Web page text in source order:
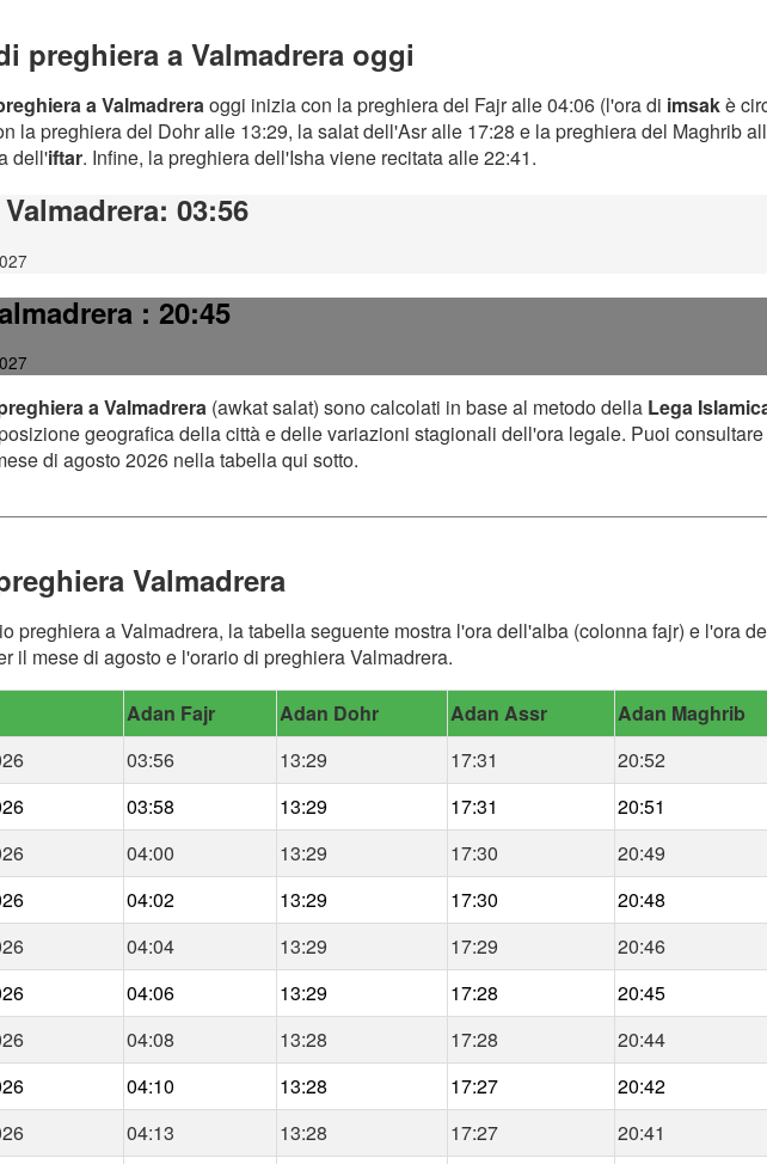
preghiera a Valmadrera oggi
a Valmadreraoggi inizia con la preghiera del Fajr alle 04:06 (l'ora di imsakè
la preghiera del Dohr alle 13:29, la salat dell'Asr alle 17:28 e la preghiera del Maghrib
dell'iftar. Infine, la preghiera dell'Isha viene recitata alle 22:41.
: 03:56
: 20:45
a Valmadrera (awkat salat) sono calcolati in base al metodo della Lega
geografica della città e delle variazioni stagionali dell'ora legale. Puoi
di agosto 2026 nella tabella qui sotto.
Valmadrera
preghiera a Valmadrera, la tabella seguente mostra l'ora dell'alba (colonna fajr) e l'ora
il mese di agosto e l'orario di preghiera Valmadrera.
Adan Fajr Adan Dohr Adan Assr Adan Maghrib
03:56 13:29 17:31 20:52
03:58 13:29 17:31 20:51
04:00 13:29 17:30 20:49
04:02 13:29 17:30 20:48
04:04 13:29 17:29 20:46
04:06 13:29 17:28 20:45
04:08 13:28 17:28 20:44
04:10 13:28 17:27 20:42
04:13 13:28 17:27 20:41